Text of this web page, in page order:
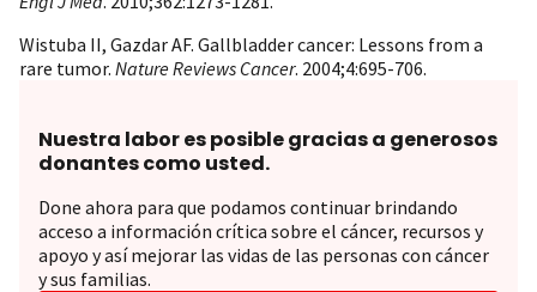
Wistuba II, Gazdar AF. Gallbladder cancer: Lessons from a
rare tumor. Nature Reviews Cancer. 2004;4:695-706.
Nuestra labor es posible gracias a generosos
donantes como usted.
Done ahora para que podamos continuar brindando
acceso a información crítica sobre el cáncer, recursos y
apoyo y así mejorar las vidas de las personas con cáncer
y sus familias.